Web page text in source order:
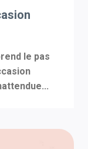
le pas